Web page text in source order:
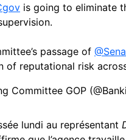
is going to eliminate
passage of
of reputational risk
Committee GOP
lundi au représentant